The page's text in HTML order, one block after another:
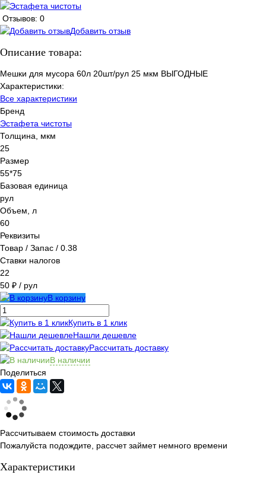
Отзывов: 0
Добавить отзыв
Описание товара:
Мешки для мусора 60л 20шт/рул 25 мкм ВЫГОДНЫЕ
Характеристики:
Все характеристики
Бренд
Эстафета чистоты
Толщина, мкм
25
Размер
55*75
Базовая единица
рул
Объем, л
60
Реквизиты
Товар / Запас / 0.38
Ставки налогов
22
50 ₽ / рул
В корзину
Купить в 1 клик
Нашли дешевле
Рассчитать доставку
В наличии
Поделиться
Рассчитываем стоимость доставки
Пожалуйста подождите, рассчет займет немного времени
Характеристики